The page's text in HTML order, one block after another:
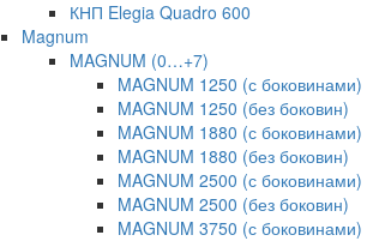
КНП Elegia Quadro 600
Magnum
MAGNUM (0…+7)
MAGNUM 1250 (с боковинами)
MAGNUM 1250 (без боковин)
MAGNUM 1880 (с боковинами)
MAGNUM 1880 (без боковин)
MAGNUM 2500 (с боковинами)
MAGNUM 2500 (без боковин)
MAGNUM 3750 (с боковинами)